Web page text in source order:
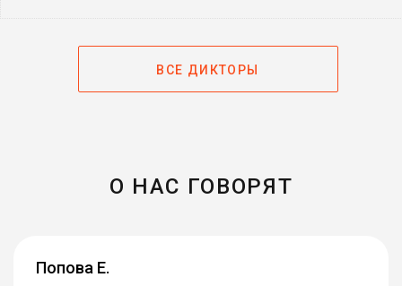
ВСЕ ДИКТОРЫ
О НАС ГОВОРЯТ
Попова Е.